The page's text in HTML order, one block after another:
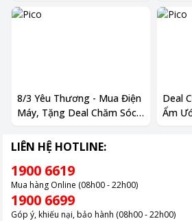
8/3 Yêu Thương - Mua Điện
Máy, Tặng Deal Chăm Sóc
Deal
Ẩm
LIÊN HỆ HOTLINE:
1900 6619
Mua hàng Online (08h00 - 22h00)
1900 6699
Góp ý, khiếu nại, bảo hành (08h00 - 22h00)